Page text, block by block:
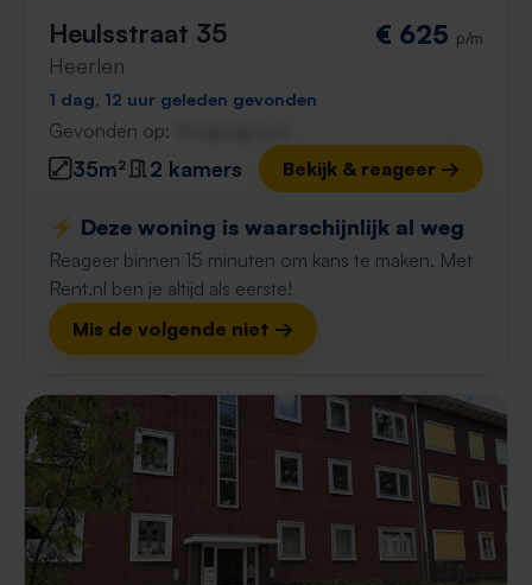
Heulsstraat 35
Heerlen
€ 625 p/m
1 dag, 12 uur geleden gevonden
Gevonden op:
35m² 2 kamers Bekijk & reageer →
⚡️ Deze woning is waarschijnlijk al weg
Reageer binnen 15 minuten om kans te maken. Met
Rent.nl ben je altijd als eerste!
Mis de volgende niet →